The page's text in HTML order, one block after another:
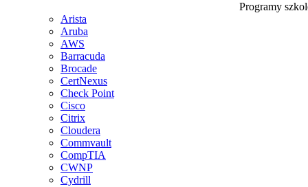
Programy
Arista
Aruba
AWS
Barracuda
Brocade
CertNexus
Check Point
Cisco
Citrix
Cloudera
Commvault
CompTIA
CWNP
Cydrill